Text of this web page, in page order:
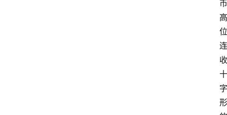
币
高
位
连
收
十
字
形